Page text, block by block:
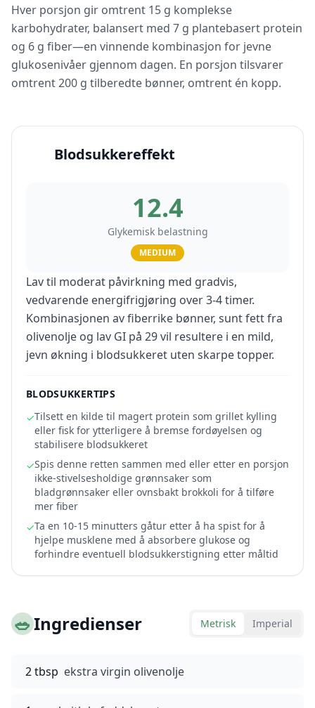
Hver porsjon gir omtrent 15 g komplekse
karbohydrater, balansert med 7 g plantebasert protein
og 6 g fiber—en vinnende kombinasjon for jevne
glukosenivåer gjennom dagen. En porsjon tilsvarer
omtrent 200 g tilberedte bønner, omtrent én kopp.
Blodsukkereffekt
12.4
Glykemisk belastning
MEDIUM
Lav til moderat påvirkning med gradvis,
vedvarende energifrigjøring over 3-4 timer.
Kombinasjonen av fiberrike bønner, sunt fett fra
olivenolje og lav GI på 29 vil resultere i en mild,
jevn økning i blodsukkeret uten skarpe topper.
BLODSUKKERTIPS
✓Tilsett en kilde til magert protein som grillet kylling
eller fisk for ytterligere å bremse fordøyelsen og
stabilisere blodsukkeret
✓Spis denne retten sammen med eller etter en porsjon
ikke-stivelsesholdige grønnsaker som
bladgrønnsaker eller ovnsbakt brokkoli for å tilføre
mer fiber
✓Ta en 10-15 minutters gåtur etter å ha spist for å
hjelpe musklene med å absorbere glukose og
forhindre eventuell blodsukkerstigning etter måltid
🥗Ingredienser Metrisk Imperial
2 tbsp ekstra virgin olivenolje